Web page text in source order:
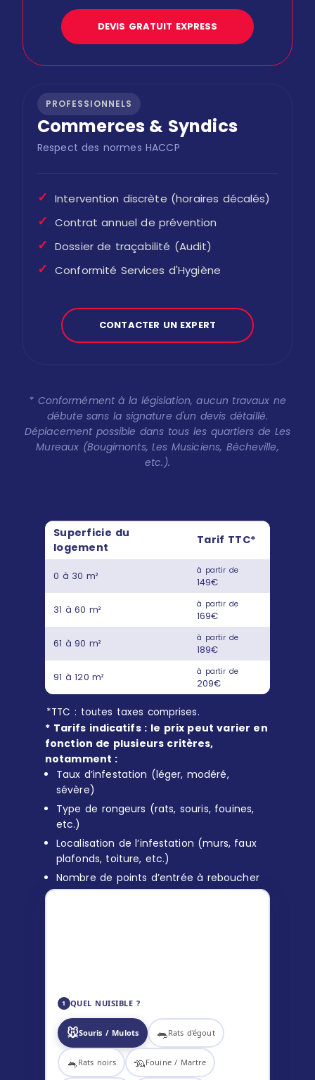
DEVIS GRATUIT EXPRESS
PROFESSIONNELS
Commerces & Syndics
Respect des normes HACCP
✓ Intervention discrète (horaires décalés)
✓ Contrat annuel de prévention
✓ Dossier de traçabilité (Audit)
✓ Conformité Services d'Hygiène
CONTACTER UN EXPERT
* Conformément à la législation, aucun travaux ne
débute sans la signature d'un devis détaillé.
Déplacement possible dans tous les quartiers de Les
Mureaux (Bougimonts, Les Musiciens, Bècheville,
etc.).
Superficie du
logement
Tarif TTC*
0 à 30 m² à partir de
149€
31 à 60 m² à partir de
169€
61 à 90 m² à partir de
189€
91 à 120 m² à partir de
209€
*TTC : toutes taxes comprises.
* Tarifs indicatifs : le prix peut varier en
fonction de plusieurs critères,
notamment :
Taux d’infestation (léger, modéré,
sévère)
Type de rongeurs (rats, souris, fouines,
etc.)
Localisation de l’infestation (murs, faux
plafonds, toiture, etc.)
Nombre de points d’entrée à reboucher
1 QUEL NUISIBLE ?
🐭Souris / Mulots 🐀Rats d'égout
🐁 Rats noirs 🦡Fouine / Martre